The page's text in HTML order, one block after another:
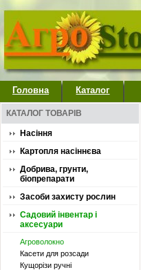
Головна Каталог
КАТАЛОГ ТОВАРІВ
Насіння
Картопля насіннєва
Добрива, грунти,
біопрепарати
Засоби захисту рослин
Садовий інвентар і
аксесуари
Агроволокно
Касети для розсади
Кущорізи ручні